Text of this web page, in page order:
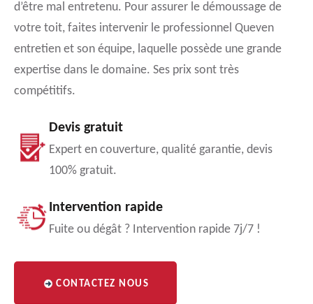
d’être mal entretenu. Pour assurer le démoussage de
votre toit, faites intervenir le professionnel Queven
entretien et son équipe, laquelle possède une grande
expertise dans le domaine. Ses prix sont très
compétitifs.
Devis gratuit
Expert en couverture, qualité garantie, devis
100% gratuit.
Intervention rapide
Fuite ou dégât ? Intervention rapide 7j/7 !
CONTACTEZ NOUS